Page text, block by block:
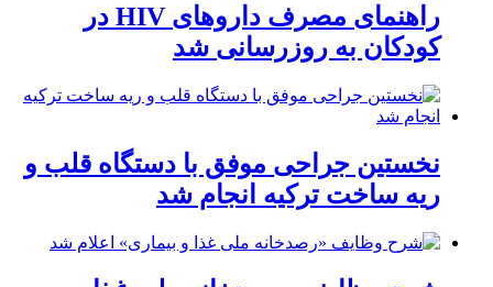
راهنمای مصرف داروهای HIV در
کودکان به روزرسانی شد
نخستین جراحی موفق با دستگاه قلب و
ریه ساخت ترکیه انجام شد